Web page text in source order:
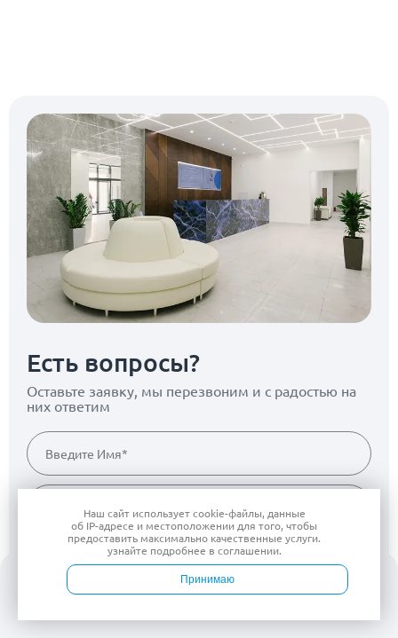
Есть вопросы?
Оставьте заявку, мы перезвоним и с радостью на
них ответим
Согласен(на) наобработку персональных данных
Оставить заявку
Наш сайт используетcookie-файлы, данные
об IP-адресе и местоположении для того, чтобы
предоставить максимально качественные услуги.
узнайте подробнее в соглашении.
Принимаю